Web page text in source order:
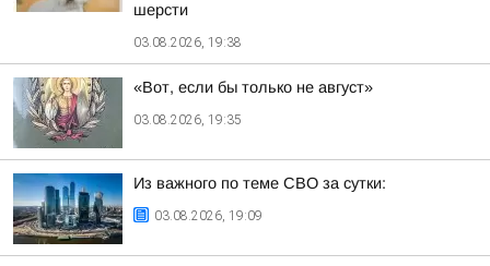
шерсти
03.08.2026, 19:38
«Вот, если бы только не август»
03.08.2026, 19:35
Из важного по теме СВО за сутки:
03.08.2026, 19:09